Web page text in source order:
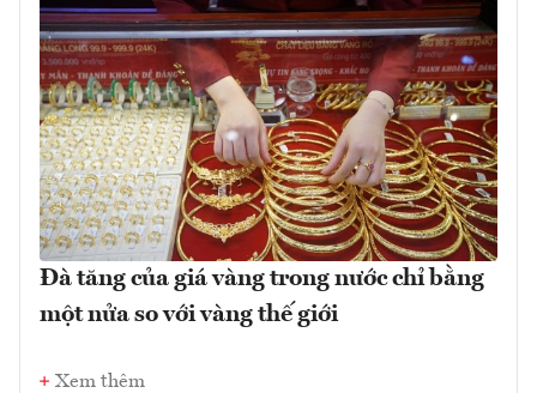
Đà tăng của giá vàng trong nước chỉ bằng
một nửa so với vàng thế giới
Xem thêm